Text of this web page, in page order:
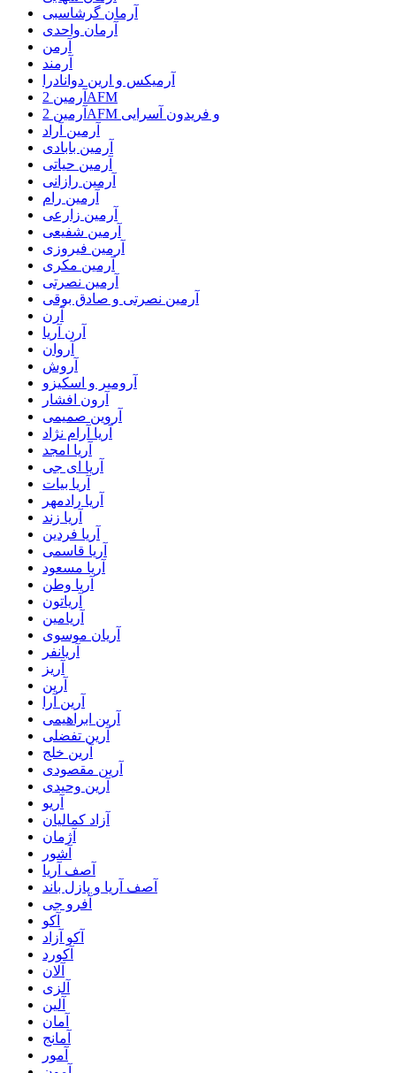
آرمان گرشاسبی
آرمان واحدی
آرمن
آرمند
آرمیکس و ارین دوانادرا
آرمین 2AFM
آرمین 2AFM و فریدون آسرایی
آرمین آراد
آرمین بابادی
آرمین حیاتی
آرمین رازانی
آرمین رام
آرمین زارعی
آرمین شفیعی
آرمین فیروزی
آرمین مکری
آرمین نصرتی
آرمین نصرتی و صادق بوقی
آرن
آرن آریا
آروان
آروش
آرومیر و اسکیزو
آرون افشار
آروین صمیمی
آریا آرام نژاد
آریا امجد
آریا ای جی
آریا بیات
آریا رادمهر
آریا زند
آریا فردین
آریا قاسمی
آریا مسعود
آریا وطن
آریاتون
آریامین
آریان موسوی
آریانفر
آریز
آرین
آرین آرا
آرین ابراهیمی
آرین تفضلی
آرین خلج
آرین مقصودی
آرین وحیدی
آریو
آزاد کمالیان
آژمان
آشور
آصف آریا
آصف آریا و پازل باند
آفرو جی
آکو
آکو آزاد
آکورد
آلان
آلزی
آلین
آمان
آمانج
آمور